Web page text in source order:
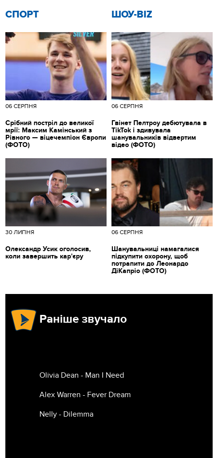
СПОРТ
06 СЕРПНЯ
Срібний постріл до великої
мрії: Максим Камінський з
Рівного — віцечемпіон Європи
(ФОТО)
ШОУ-BIZ
06 СЕРПНЯ
Гвінет Пелтроу дебютувала в
TikTok і здивувала
шанувальників відвертим
відео (ФОТО)
30 ЛИПНЯ
Олександр Усик оголосив,
коли завершить кар'єру
06 СЕРПНЯ
Шанувальниці намагалися
підкупити охорону, щоб
потрапити до Леонардо
ДіКапріо (ФОТО)
Раніше звучало
Olivia Dean - Man I Need
Alex Warren - Fever Dream
Nelly - Dilemma